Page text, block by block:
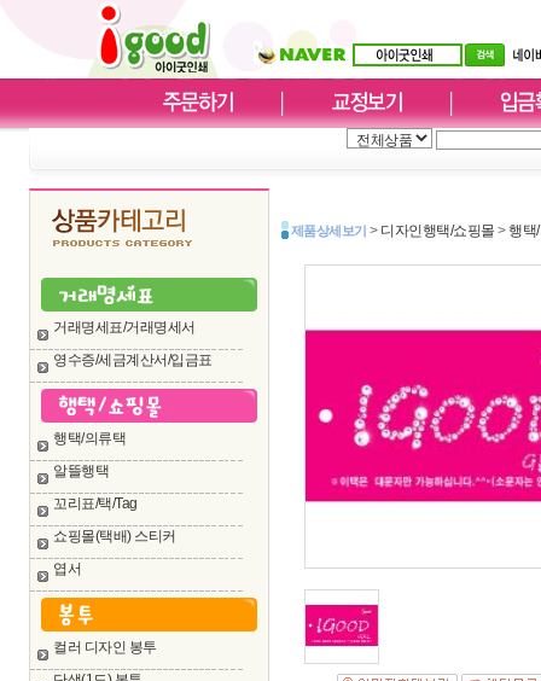
거래명세표/거래명세서
영수증/세금계산서/입금표
행택/의류택
알뜰행택
꼬리표/택/Tag
쇼핑몰(택배) 스티커
엽서
컬러 디자인 봉투
제품상세보기 > 디자인행택/쇼핑몰 >행택